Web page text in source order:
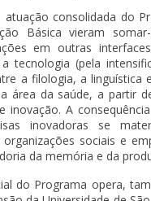
atuação consolidada do
Básica vieram
em outras
tecnologia (pela
a filologia, a linguística
área da saúde, a partir
inovação. A
inovadoras se
sociais e
da memória e da
do Programa opera,